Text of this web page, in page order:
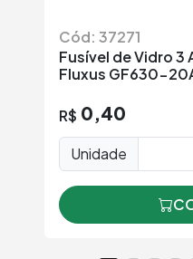
Cód: 37271
Fusível de Vidro 3
Fluxus GF630-
R$ 0,40
Unidade